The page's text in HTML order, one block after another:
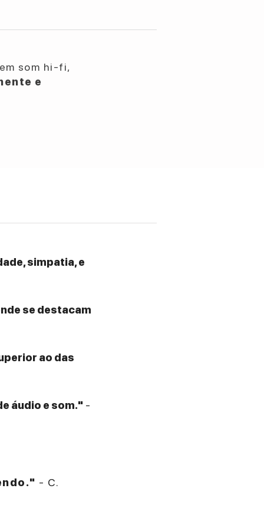
som hi-fi,
e
simpatia, e
se destacam
ao das
áudio e som." -
- C.